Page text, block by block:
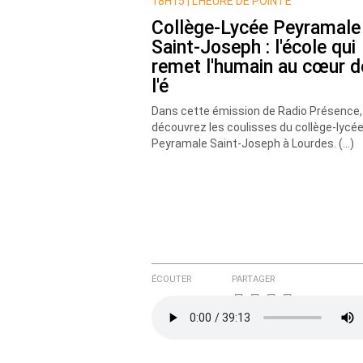
Courriel (non publié)
Ajoutez votre
Collège-Lycée Peyramale
Saint-Joseph : l'école qui
remet l'humain au cœur
l'é
Dans cette émission de Radio Présence,
découvrez les coulisses du collège-lycée
Peyramale Saint-Joseph à Lourdes. (…)
ÉCOUTER PARTAGER